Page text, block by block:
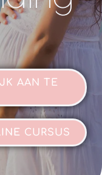
AAN TE
CURSUS